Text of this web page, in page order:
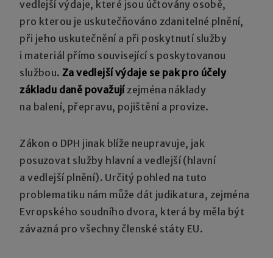
vedlejší výdaje, které jsou účtovány osobě,
pro kterou je uskutečňováno zdanitelné plnění,
při jeho uskutečnění a při poskytnutí služby
i materiál přímo související s poskytovanou
službou.Za vedlejší výdaje se pak pro účely
základu daně považují zejména náklady
na balení, přepravu, pojištění a provize.
Zákon o DPH jinak blíže neupravuje, jak
posuzovat služby hlavní a vedlejší (hlavní
a vedlejší plnění). Určitý pohled na tuto
problematiku nám může dát judikatura, zejména
Evropského soudního dvora, která by měla být
závazná pro všechny členské státy EU.